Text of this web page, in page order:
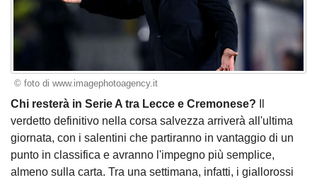
© foto di www.imagephotoagency.it
Chi resterà in Serie A tra Lecce e Cremonese?
verdetto definitivo nella corsa salvezza arriverà all'ultima
giornata, con i salentini che partiranno in vantaggio di un
punto in classifica e avranno l'impegno più semplice,
almeno sulla carta. Tra una settimana, infatti, i giallorossi